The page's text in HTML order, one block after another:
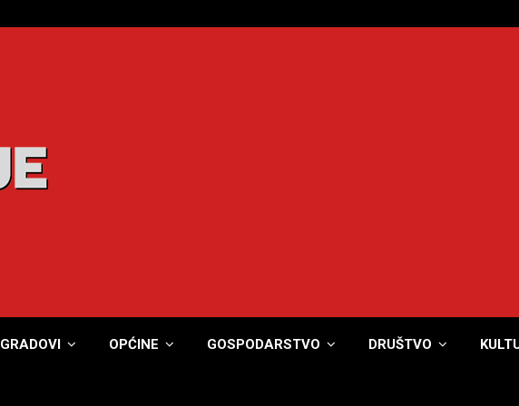
GRADOVI OPĆINE GOSPODARSTVO DRUŠTVO